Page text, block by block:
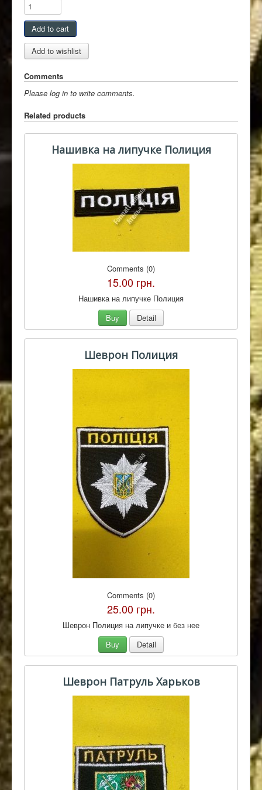
Comments
Please log in to write comments.
Related products
Нашивка на липучке Полиция
Comments (0)
15.00 грн.
Нашивка на липучке Полиция
Buy
Detail
Шеврон Полиция
Comments (0)
25.00 грн.
Шеврон Полиция на липучке и без нее
Buy
Detail
Шеврон Патруль Харьков